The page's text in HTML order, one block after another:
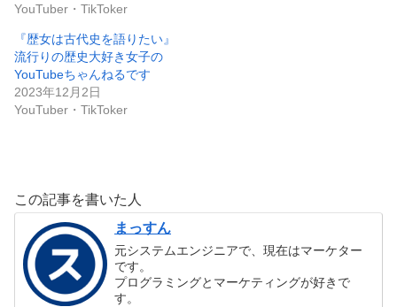
YouTuber・TikToker
『歴女は古代史を語りたい』
流行りの歴史大好き女子の
YouTubeちゃんねるです
2023年12月2日
YouTuber・TikToker
この記事を書いた人
まっすん
元システムエンジニアで、現在はマーケター
です。
プログラミングとマーケティングが好きで
す。